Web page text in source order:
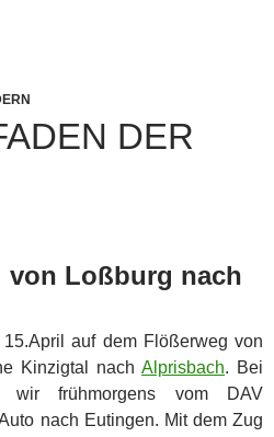
DER
von Loßburg nach
auf dem Flößerweg von
Kinzigtal nach Alprisbach. Bei
wir frühmorgens vom DAV
nach Eutingen. Mit dem Zug